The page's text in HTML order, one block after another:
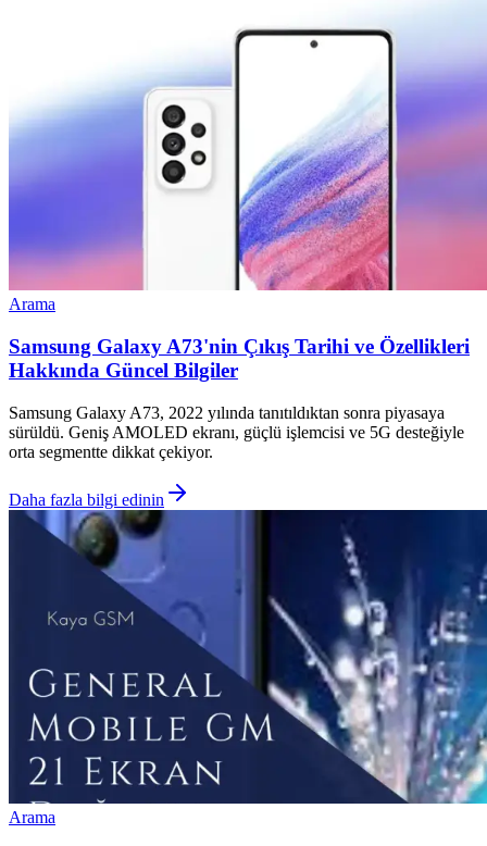
Arama
Samsung Galaxy A73'nin Çıkış Tarihi ve Özellikleri
Hakkında Güncel Bilgiler
Samsung Galaxy A73, 2022 yılında tanıtıldıktan sonra piyasaya
sürüldü. Geniş AMOLED ekranı, güçlü işlemcisi ve 5G desteğiyle
orta segmentte dikkat çekiyor.
Daha fazla bilgi edinin
Arama